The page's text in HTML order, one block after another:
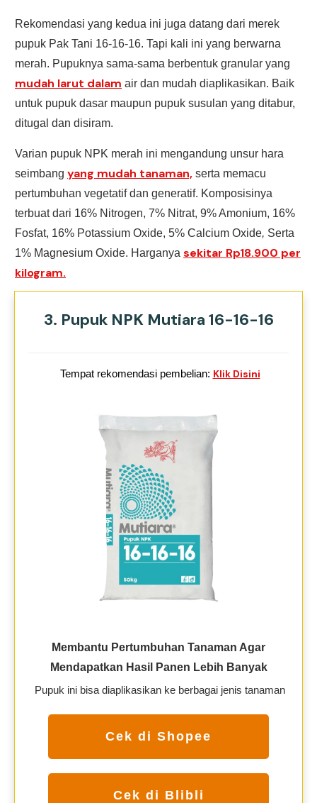
Rekomendasi yang kedua ini juga datang dari merek
pupuk Pak Tani 16-16-16. Tapi kali ini yang berwarna
merah. Pupuknya sama-sama berbentuk granular yang
mudah larut dalam air dan mudah diaplikasikan. Baik
untuk pupuk dasar maupun pupuk susulan yang ditabur,
ditugal dan disiram.
Varian pupuk NPK merah ini mengandung unsur hara
seimbang yang mudah tanaman, serta memacu
pertumbuhan vegetatif dan generatif. Komposisinya
terbuat dari 16% Nitrogen, 7% Nitrat, 9% Amonium, 16%
Fosfat, 16% Potassium Oxide, 5% Calcium Oxide, Serta
1% Magnesium Oxide. Harganya sekitar Rp18.900 per
kilogram.
3. Pupuk NPK Mutiara 16-16-16
Tempat rekomendasi pembelian: Klik Disini
Membantu Pertumbuhan Tanaman Agar
Mendapatkan Hasil Panen Lebih Banyak
Pupuk ini bisa diaplikasikan ke berbagai jenis tanaman
Cek di Shopee
Cek di Blibli